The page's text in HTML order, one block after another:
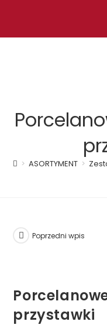
> ASORTYMENT >
Poprzedni wpis
przystawki